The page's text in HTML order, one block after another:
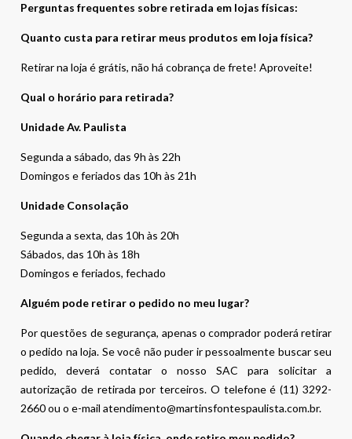
Perguntas frequentes sobre retirada em lojas físicas:
Quanto custa para retirar meus produtos em loja física?
Retirar na loja é grátis, não há cobrança de frete! Aproveite!
Qual o horário para retirada?
Unidade Av. Paulista
Segunda a sábado, das 9h às 22h
Domingos e feriados das 10h às 21h
Unidade Consolação
Segunda a sexta, das 10h às 20h
Sábados, das 10h às 18h
Domingos e feriados, fechado
Alguém pode retirar o pedido no meu lugar?
Por questões de segurança, apenas o comprador poderá retirar
o pedido na loja. Se você não puder ir pessoalmente buscar seu
pedido, deverá contatar o nosso SAC para solicitar a
autorização de retirada por terceiros. O telefone é (11) 3292-
2660 ou o e-mail atendimento@martinsfontespaulista.com.br.